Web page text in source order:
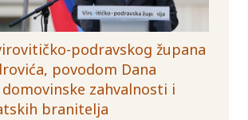
podravskog župana
povodom Dana
zahvalnosti i
branitelja